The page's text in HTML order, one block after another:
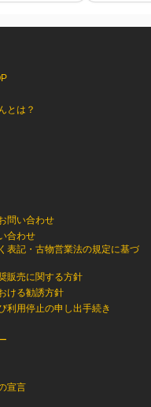
とは？
問い合わせ
合わせ
表記・古物営業法の規定に基づ
販売に関する方針
ける勧誘方針
利用停止の申し出手続き
宣言